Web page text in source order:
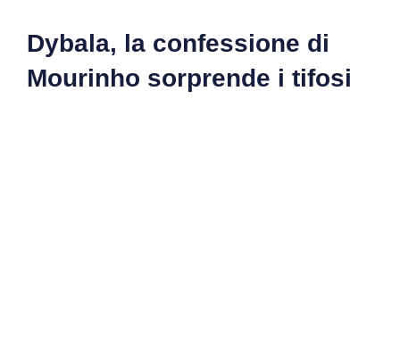
Dybala, la confessione di
Mourinho sorprende i tifosi